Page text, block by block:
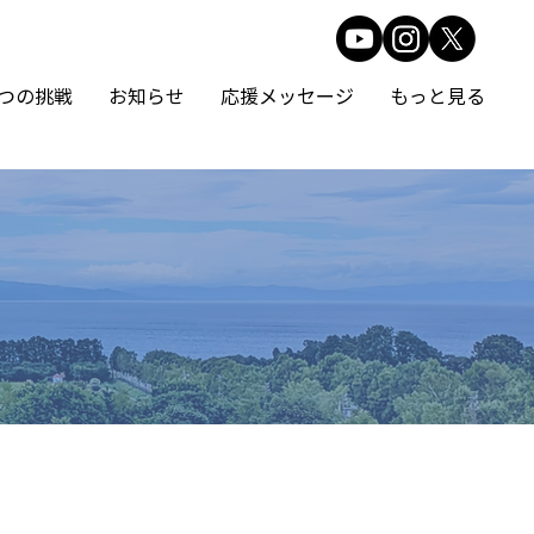
の挑戦 お知らせ 応援メッセージ もっと見る